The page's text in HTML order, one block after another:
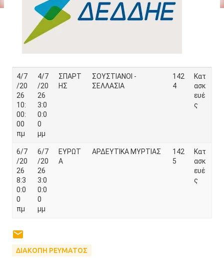
4/7
/20
26
10:
00:
00
πμ
4/7
/20
26
3:0
0:0
0
μμ
ΣΠΑΡΤ
ΗΣ
ΣΟΥΣΤΙΑΝΟΙ -
ΣΕΛΛΑΣΙΑ
142
4
Κατ
ασκ
ευέ
ς
6/7
/20
26
8:3
0:0
0
πμ
6/7
/20
26
3:0
0:0
0
μμ
ΕΥΡΩΤ
Α
ΑΡΔΕΥΤΙΚΑ ΜΥΡΤΙΑΣ
142
5
Κατ
ασκ
ευέ
ς
ΔΙΑΚΟΠΗ ΡΕΥΜΑΤΟΣ